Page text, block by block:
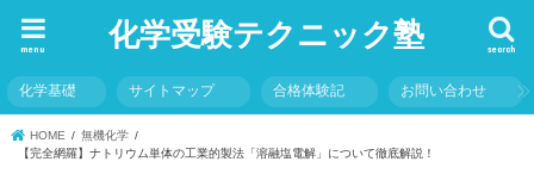
化学受験テクニック塾 search
menu
化学基礎 サイトマップ 合格体験記 お問い合わせ
HOME
無機化学
【完全網羅】ナトリウム単体の工業的製法「溶融塩電解」について徹底解説！